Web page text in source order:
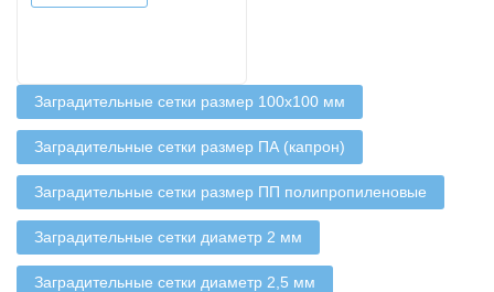
Заградительные сетки размер 100х100 мм
Заградительные сетки размер ПА (капрон)
Заградительные сетки размер ПП полипропиленовые
Заградительные сетки диаметр 2 мм
Заградительные сетки диаметр 2,5 мм